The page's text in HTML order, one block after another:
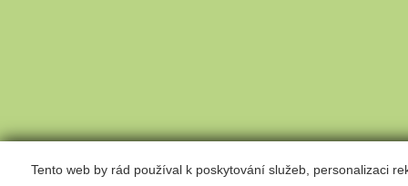
Tento web by rád používal k poskytování služeb, personalizaci